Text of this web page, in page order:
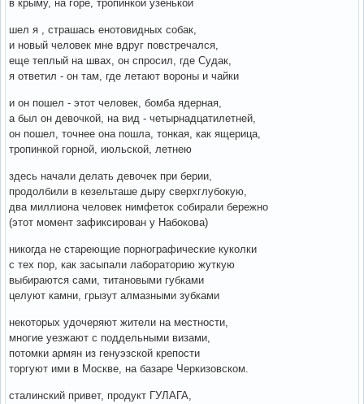
в крыму, на горе, тропинкой узенькой
шел я , страшась енотовидных собак,
и новый человек мне вдруг повстречался,
еще теплый на швах, он спросил, где Судак,
я ответил - он там, где летают вороны и чайки
и он пошел - этот человек, бомба ядерная,
а был он девочкой, на вид - четырнадцатилетней,
он пошел, точнее она пошла, тонкая, как ящерица,
тропинкой горной, июльской, летнею
здесь начали делать девочек при берии,
продолбили в кезельташе дыру сверхглубокую,
два миллиона человек нимфеток собирали бережно
(этот момент зафиксирован у Набокова)
никогда не стареющие порнографические куколки
с тех пор, как засыпали лабораторию жуткую
выбираются сами, титановыми губками
целуют камни, грызут алмазными зубками
некоторых удочеряют жители на местности,
многие уезжают с поддельными визами,
потомки армян из генуэзской крепости
торгуют ими в Москве, на базаре Черкизовском.
сталинский привет, продукт ГУЛАГА,